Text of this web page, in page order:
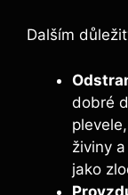
Dalším
dobré
živiny
jako